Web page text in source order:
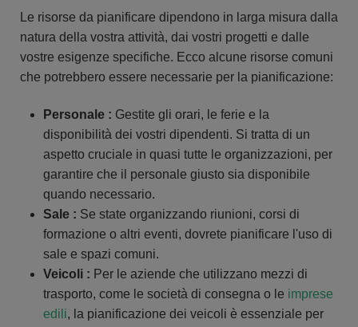
Le risorse da pianificare dipendono in larga misura dalla
natura della vostra attività, dai vostri progetti e dalle
vostre esigenze specifiche. Ecco alcune risorse comuni
che potrebbero essere necessarie per la pianificazione:
Personale : Gestite gli orari, le ferie e la
disponibilità dei vostri dipendenti. Si tratta di un
aspetto cruciale in quasi tutte le organizzazioni, per
garantire che il personale giusto sia disponibile
quando necessario.
Sale : Se state organizzando riunioni, corsi di
formazione o altri eventi, dovrete pianificare l'uso di
sale e spazi comuni.
Veicoli : Per le aziende che utilizzano mezzi di
trasporto, come le società di consegna o le imprese
edili, la pianificazione dei veicoli è essenziale per